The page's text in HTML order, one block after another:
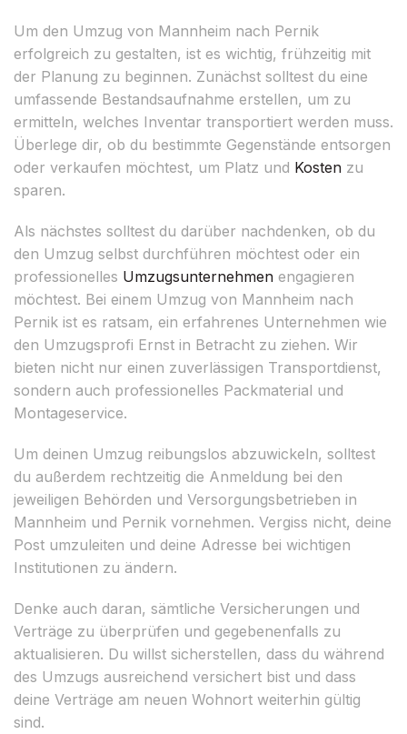
Um den Umzug von Mannheim nach Pernik
erfolgreich zu gestalten, ist es wichtig, frühzeitig mit
der Planung zu beginnen. Zunächst solltest du eine
umfassende Bestandsaufnahme erstellen, um zu
ermitteln, welches Inventar transportiert werden muss.
Überlege dir, ob du bestimmte Gegenstände entsorgen
oder verkaufen möchtest, um Platz und Kosten zu
sparen.
Als nächstes solltest du darüber nachdenken, ob du
den Umzug selbst durchführen möchtest oder ein
professionelles Umzugsunternehmen engagieren
möchtest. Bei einem Umzug von Mannheim nach
Pernik ist es ratsam, ein erfahrenes Unternehmen wie
den Umzugsprofi Ernst in Betracht zu ziehen. Wir
bieten nicht nur einen zuverlässigen Transportdienst,
sondern auch professionelles Packmaterial und
Montageservice.
Um deinen Umzug reibungslos abzuwickeln, solltest
du außerdem rechtzeitig die Anmeldung bei den
jeweiligen Behörden und Versorgungsbetrieben in
Mannheim und Pernik vornehmen. Vergiss nicht, deine
Post umzuleiten und deine Adresse bei wichtigen
Institutionen zu ändern.
Denke auch daran, sämtliche Versicherungen und
Verträge zu überprüfen und gegebenenfalls zu
aktualisieren. Du willst sicherstellen, dass du während
des Umzugs ausreichend versichert bist und dass
deine Verträge am neuen Wohnort weiterhin gültig
sind.